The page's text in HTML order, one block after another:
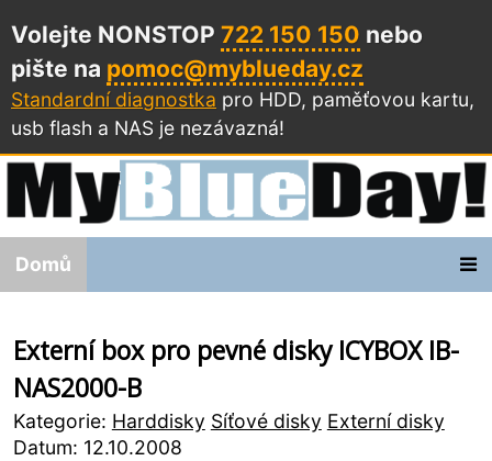
Volejte NONSTOP 722 150 150 nebo
pište na pomoc@myblueday.cz
Standardní diagnostka pro HDD, paměťovou kartu,
usb flash a NAS je nezávazná!
Domů
Externí box pro pevné disky ICYBOX IB-
NAS2000-B
Kategorie: Harddisky Síťové disky Externí disky
Datum: 12.10.2008